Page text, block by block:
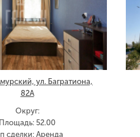
ул. Багратиона,
82А
Округ:
Площадь: 52.00
сделки: Аренда